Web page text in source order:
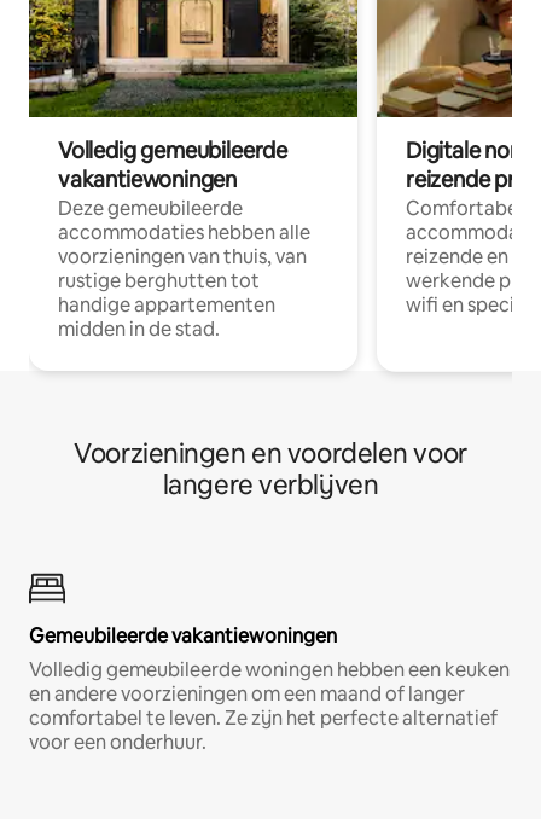
Volledig gemeubileerde
vakantiewoningen
Deze gemeubileerde
accommodaties hebben alle
voorzieningen van thuis, van
rustige berghutten tot
handige appartementen
midden in de stad.
Digitale
reizende
Comfortabele
reizende en
werkende
wifi en
Voorzieningen en voordelen voor
langere verblijven
Gemeubileerde vakantiewoningen
Volledig gemeubileerde woningen hebben een keuken
en andere voorzieningen om een maand of langer
comfortabel te leven. Ze zijn het perfecte alternatief
voor een onderhuur.